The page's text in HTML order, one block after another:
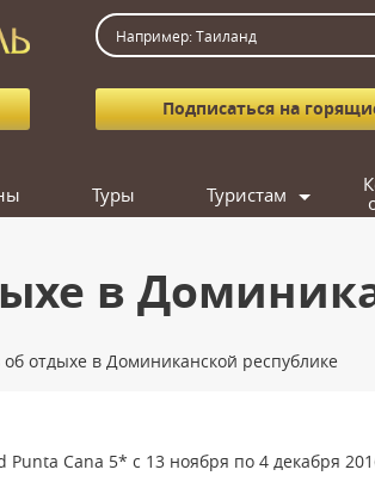
Подписаться на
Туры
Туристам
Вопрос-ответ
Подарочные
Подобрать тур
в
отдыхе в Доминиканской республике
Cana 5* с 13 ноября по 4 декабря